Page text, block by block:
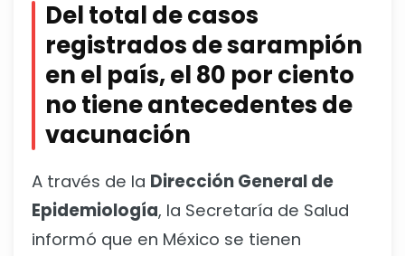
Del total de casos
registrados de sarampión
en el país, el 80 por ciento
no tiene antecedentes de
vacunación
A través de la Dirección General de
Epidemiología, la Secretaría de Salud
informó que en México se tienen